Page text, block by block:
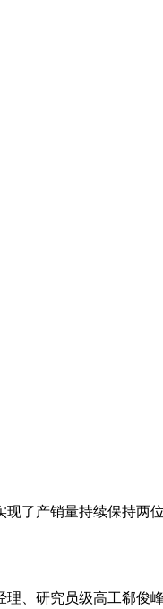
产销量持续保持两
研究员级高工郗俊